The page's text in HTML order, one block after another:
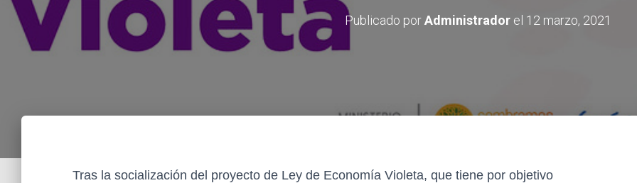
Publicado porAdministradorel 12 marzo, 2021
Tras la socialización del proyecto de Ley de Economía Violeta, que tiene por objetivo